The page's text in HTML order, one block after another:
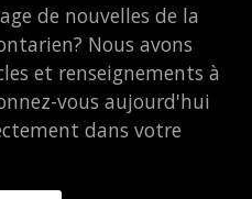
de nouvelles de la
Nous avons
et renseignements à
vous aujourd'hui
dans votre